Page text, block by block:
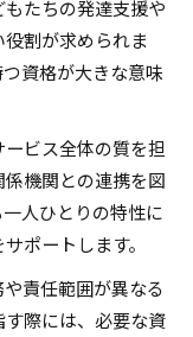
たちの発達支援や
割が求められま
資格が大きな意味
ビス全体の質を担
機関との連携を図
人ひとりの特性に
ポートします。
責任範囲が異なる
際には、必要な資